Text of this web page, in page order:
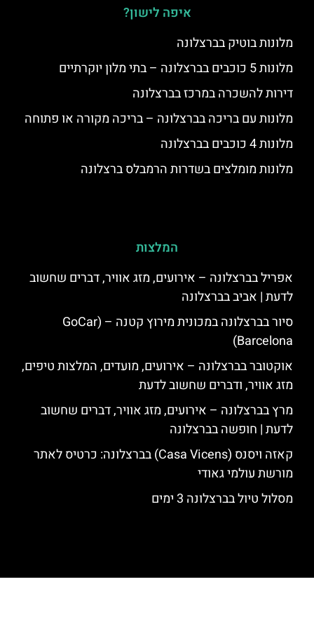
איפה לישון?
מלונות בוטיק בברצלונה
מלונות 5 כוכבים בברצלונה – בתי מלון יוקרתיים
דירות להשכרה במרכז בברצלונה
מלונות עם בריכה בברצלונה – בריכה מקורה או פתוחה
מלונות 4 כוכבים בברצלונה
מלונות מומלצים בשדרות הרמבלס ברצלונה
המלצות
אפריל בברצלונה – אירועים, מזג אוויר, דברים שחשוב
לדעת | אביב בברצלונה
סיור בברצלונה במכונית מירוץ קטנה – (GoCar
Barcelona)
אוקטובר בברצלונה – אירועים, מועדים, המלצות טיפים,
מזג אוויר, ודברים שחשוב לדעת
מרץ בברצלונה – אירועים, מזג אוויר, דברים שחשוב
לדעת | חופשה בברצלונה
קאזה ויסנס (Casa Vicens) בברצלונה: כרטיס לאתר
מורשת עולמי גאודי
מסלול טיול בברצלונה 3 ימים